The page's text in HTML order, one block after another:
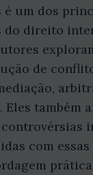
é um dos
do direito
de
também
com